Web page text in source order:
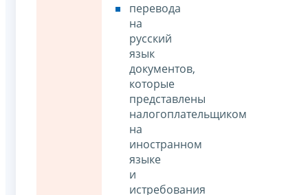
перевода
на
русский
язык
документов,
которые
представлены
налогоплательщиком
на
иностранном
языке
и
истребования